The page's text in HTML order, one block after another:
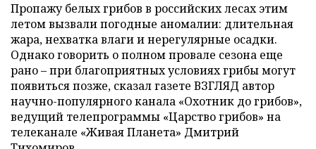
Пропажу белых грибов в российских лесах этим
летом вызвали погодные аномалии: длительная
жара, нехватка влаги и нерегулярные осадки.
Однако говорить о полном провале сезона еще
рано – при благоприятных условиях грибы могут
появиться позже, сказал газете ВЗГЛЯД автор
научно-популярного канала «Охотник до грибов»,
ведущий телепрограммы «Царство грибов» на
телеканале «Живая Планета» Дмитрий